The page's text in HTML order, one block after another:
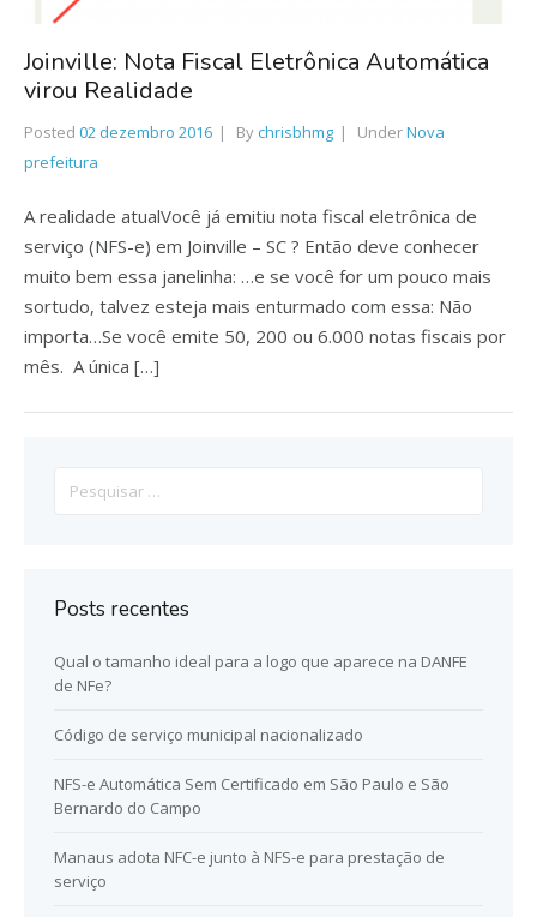
Joinville: Nota Fiscal Eletrônica Automática
virou Realidade
Posted 02 dezembro 2016 Bychrisbhmg UnderNova
prefeitura
A realidade atualVocê já emitiu nota fiscal eletrônica de
serviço (NFS-e) em Joinville – SC ? Então deve conhecer
muito bem essa janelinha: …e se você for um pouco mais
sortudo, talvez esteja mais enturmado com essa: Não
importa…Se você emite 50, 200 ou 6.000 notas fiscais por
mês. A única […]
por:
Posts recentes
Qual o tamanho ideal para a logo que aparece na DANFE
de NFe?
Código de serviço municipal nacionalizado
NFS-e Automática Sem Certificado em São Paulo e São
Bernardo do Campo
Manaus adota NFC-e junto à NFS-e para prestação de
serviço